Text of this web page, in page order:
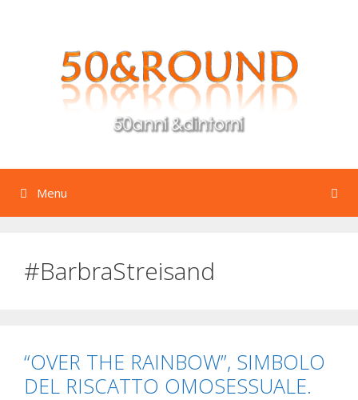
Menu
#BarbraStreisand
“OVER THE RAINBOW”, SIMBOLO
DEL RISCATTO OMOSESSUALE.